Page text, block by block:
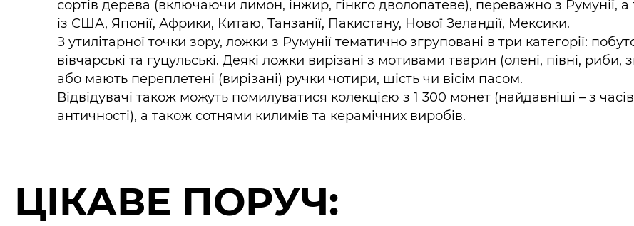
сортів дерева (включаючи лимон, інжир, гінкго дволопатеве), переважно з Румунії, а
із США, Японії, Африки, Китаю, Танзанії, Пакистану, Нової Зеландії, Мексики.
З утилітарної точки зору, ложки з Румунії тематично згруповані в три категорії:
вівчарські та гуцульські. Деякі ложки вирізані з мотивами тварин (олені, півні, риби,
або мають переплетені (вирізані) ручки чотири, шість чи вісім пасом.
Відвідувачі також можуть помилуватися колекцією з 1 300 монет (найдавніші – з часів
античності), а також сотнями килимів та керамічних виробів.
ЦІКАВЕ ПОРУЧ: